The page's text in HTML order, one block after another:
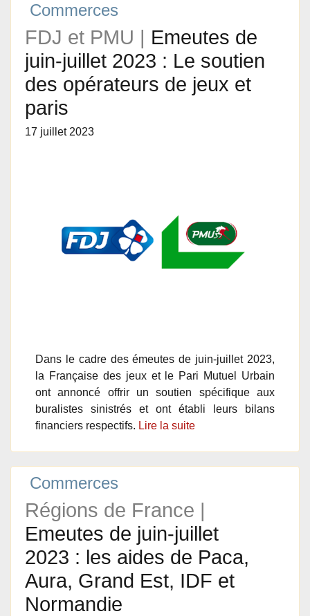
Commerces
FDJ et PMU | Emeutes de
juin-juillet 2023 : Le soutien
des opérateurs de jeux et
paris
17 juillet 2023
Dans le cadre des émeutes de juin-juillet 2023,
la Française des jeux et le Pari Mutuel Urbain
ont annoncé offrir un soutien spécifique aux
buralistes sinistrés et ont établi leurs bilans
financiers respectifs. Lire la suite
Commerces
Régions de France |
Emeutes de juin-juillet
2023 : les aides de Paca,
Aura, Grand Est, IDF et
Normandie